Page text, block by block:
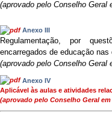
(aprovado pelo Conselho Geral
Anexo III
Regulamentação, por
encarregados de educação nas
(aprovado pelo Conselho Geral
Anexo IV
Aplicável às aulas e atividades
(aprovado pelo Conselho Geral em